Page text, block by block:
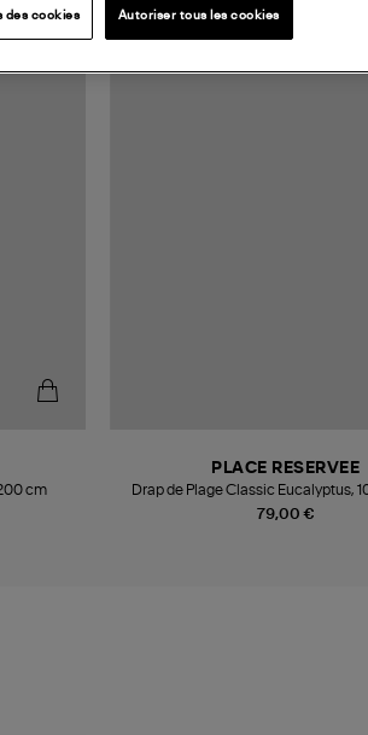
cm
79,00 €
PLACE RESERVEE
Drap de Plage Classic Eucalyptus,
des cookies Autoriser tous les cookies